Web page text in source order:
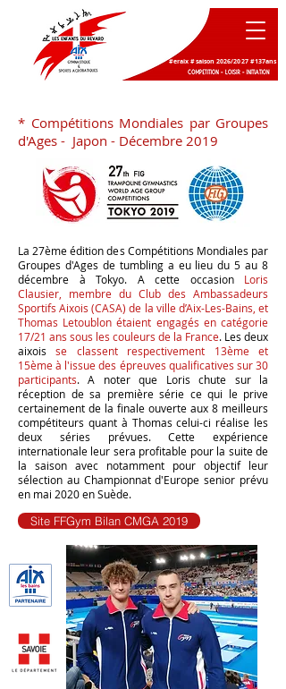
#eraix #saison 2026/2027 #137ans
* Compétitions Mondiales par Groupes
d'Ages - Japon - Décembre 2019
La 27ème édition des Compétitions Mondiales par
Groupes d'Ages de tumbling a eu lieu du 5 au 8
décembre à Tokyo. A cette occasionLoris
Clausier, membre du Club des Ambassadeurs
Sportifs Aixois (CASA) de la ville d’Aix-Les-Bains, et
Thomas Letoublon étaient engagés en catégorie
17/21 ans sous les couleurs de la France. Les deux
aixoisse classent respectivement 13ème et
15ème à l'issue des épreuves qualificatives sur 30
participants. A noter que Loris chute sur la
réception de sa première série ce qui le prive
certainement de la finale ouverte aux 8 meilleurs
compétiteurs quant à Thomas celui-ci réalise les
deux séries prévues. Cette expérience
internationale leur sera profitable pour la suite de
la saison avec notamment pour objectif leur
sélection au Championnat d'Europe senior prévu
en mai 2020 en Suède.
Site FFGym Bilan CMGA 2019